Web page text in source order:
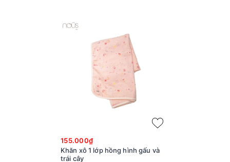
155.000₫
Khăn xô 1 lớp hồng hình gấu và
trái cây